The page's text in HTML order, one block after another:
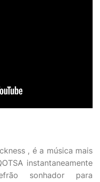
, é a música mais
instantaneamente
sonhador para